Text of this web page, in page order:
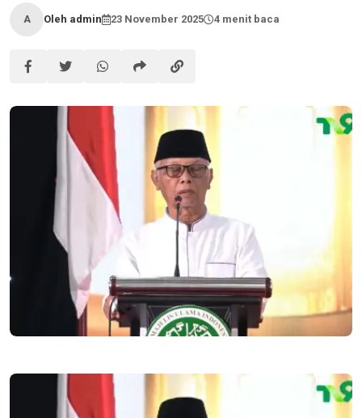
A Oleh admin 23 November 2025 4 menit baca